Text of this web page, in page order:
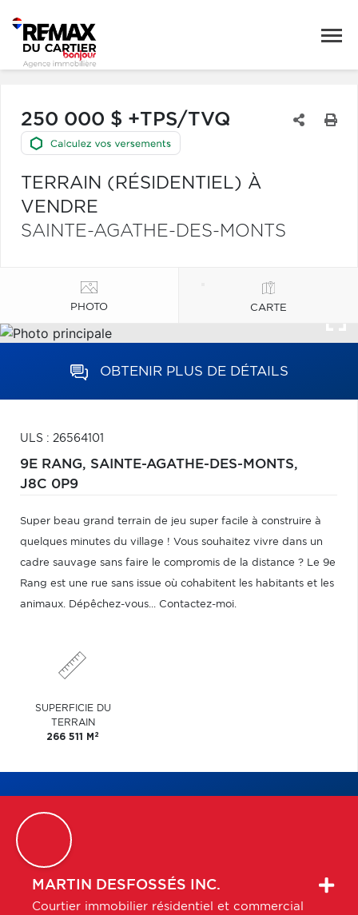
250 000 $ +TPS/TVQ
TERRAIN (RÉSIDENTIEL) À
VENDRE
SAINTE-AGATHE-DES-MONTS
PHOTO CARTE
OBTENIR PLUS DE DÉTAILS
ULS : 26564101
9E RANG, SAINTE-AGATHE-DES-MONTS,
J8C 0P9
Super beau grand terrain de jeu super facile à construire à
quelques minutes du village ! Vous souhaitez vivre dans un
cadre sauvage sans faire le compromis de la distance ? Le 9e
Rang est une rue sans issue où cohabitent les habitants et les
animaux. Dépêchez-vous... Contactez-moi.
SUPERFICIE DU
TERRAIN
266 511 M 2
MARTIN DESFOSSÉS INC.
Courtier immobilier résidentiel et commercial